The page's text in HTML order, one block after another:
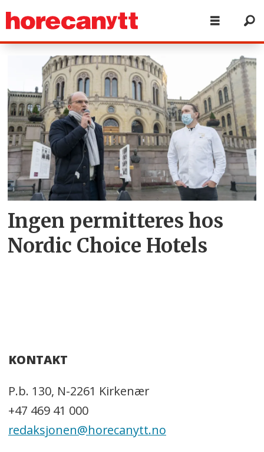
Tag:
støtteordning
Ingen permitteres hos
Nordic Choice Hotels
KONTAKT
P.b. 130, N-2261 Kirkenær
+47 469 41 000
redaksjonen@horecanytt.no